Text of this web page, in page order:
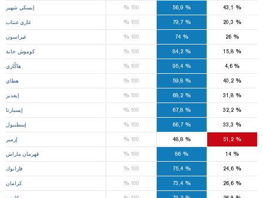
إيسكي شهير %100 %
56,9 %
غازي عنتاب %100 %
79,7 %
غيراسون %100 % %
كوموش خانة %100 %
84,2 %
15,8
هاكّاري %100 %
95,4 %
4,6
هطاي %100 %
59,8 %
40,2
إيغدير %100 %
68,2 %
31,8
إيسبارتا %100 %
67,8 %
32,2
إسطنبول %100 %
66,7 %
إزمير %100 %
48,8 %
51,2
قهرمان ماراش %100 % %
قارابوك %100 %
75,4 %
24,6
كرامان %100 %
73,4 %
26,6